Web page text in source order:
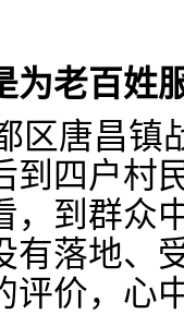
为老百姓
区唐昌镇
到四户村
，到群众
有落地、
评价，心